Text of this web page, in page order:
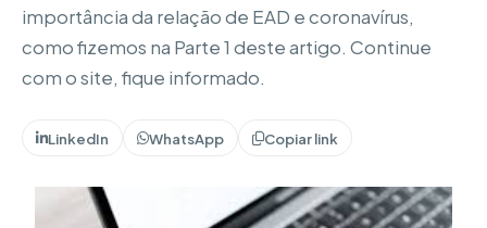
importância da relação de EAD e coronavírus,
como fizemos na Parte 1 deste artigo. Continue
com o site, fique informado.
LinkedIn WhatsApp Copiar link